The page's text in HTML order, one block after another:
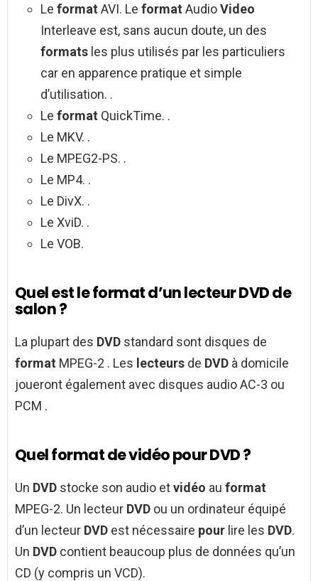
Le format AVI. Le format AudioVideo
Interleave est, sans aucun doute, un des
formats les plus utilisés par les particuliers
car en apparence pratique et simple
d’utilisation. .
Le format QuickTime. .
Le MKV. .
Le MPEG2-PS. .
Le MP4. .
Le DivX. .
Le XviD. .
Le VOB.
Quel est le format d’un lecteur DVD de
salon ?
La plupart des DVD standard sont disques de
format MPEG-2 . Les lecteurs de DVD à domicile
joueront également avec disques audio AC-3 ou
PCM .
Quel format de vidéo pour DVD ?
Un DVD stocke son audio etvidéo au format
MPEG-2. Un lecteur DVD ou un ordinateur équipé
d’un lecteur DVD est nécessaire pour lire les DVD.
Un DVD contient beaucoup plus de données qu’un
CD (y compris un VCD).